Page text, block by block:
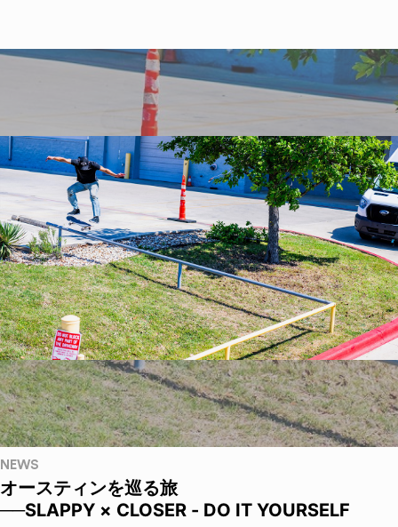
NEWS
オースティンを巡る旅
──SLAPPY × CLOSER - DO IT YOURSELF